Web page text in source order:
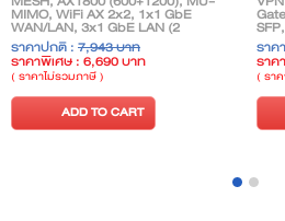
MIMO, WiFi AX 2x2, 1x1 GbE
WAN/LAN, 3x1 GbE LAN (2
pcs/pack)
ราคาปกติ : 7,943 บาท
ราคาพิเศษ : 6,690 บาท
( ราคาไม่รวมภาษี )
ADD TO CART
Mb)
AC
ราค
ราค
( รา